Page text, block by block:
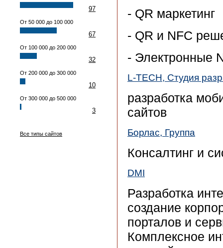
97
От 50 000 до 100 000
67
От 100 000 до 200 000
32
От 200 000 до 300 000
10
От 300 000 до 500 000
3
Все типы сайтов
- QR маркетинг
- QR и NFC
- Электронные
L-TECH, Студия
разработка
сайтов
Борлас, Группа
Консалтинг и
DMI
Разработка
создание
порталов и
Комплексное